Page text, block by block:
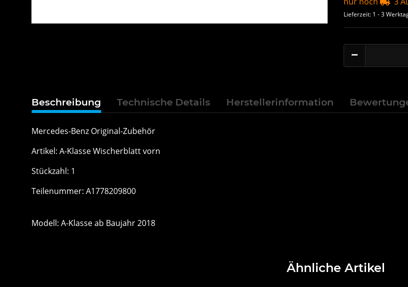
Lieferzeit: 1 - 3
Beschreibung Technische Details Herstellerinformation
Mercedes-Benz Original-Zubehör
Artikel: A-Klasse Wischerblatt vorn
Stückzahl: 1
Teilenummer: A1778209800
Modell: A-Klasse ab Baujahr 2018
Ähnliche Artikel